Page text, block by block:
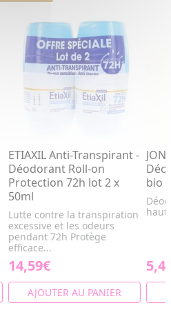
ETIAXIL Anti-Transpirant -
Déodorant Roll-on
Protection 72h lot 2 x
50ml
Lutte contre la transpiration
excessive et les odeurs
pendant 72h Protège
efficace...
14,59€
AJOUTER AU PANIER
bio